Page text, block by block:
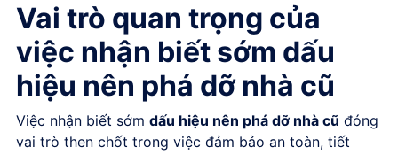
Vai trò quan trọng của
việc nhận biết sớm dấu
hiệu nên phá dỡ nhà cũ
Việc nhận biết sớm dấu hiệu nên phá dỡ nhà cũ đóng
vai trò then chốt trong việc đảm bảo an toàn, tiết